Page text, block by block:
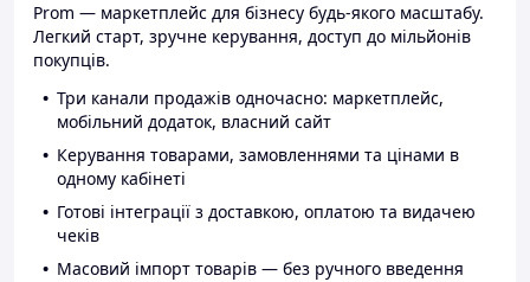
Prom — маркетплейс для бізнесу будь-якого масштабу.
Легкий старт, зручне керування, доступ до мільйонів
покупців.
Три канали продажів одночасно: маркетплейс,
мобільний додаток, власний сайт
Керування товарами, замовленнями та цінами в
одному кабінеті
Готові інтеграції з доставкою, оплатою та видачею
чеків
Масовий імпорт товарів — без ручного введення